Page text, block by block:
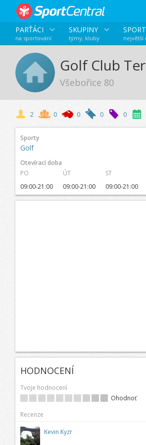
PARŤÁCI
na sportování
SKUPINY
týmy, kluby největší
Golf Club
Všebořice 80
2 0 0 0 0
Sporty
Golf
Otevírací doba
PO
ÚT
ST
09:00-21:00
09:00-21:00 09:00-21:00
HODNOCENÍ
Tvoje hodnocení
Ohodnoť
Recenze
Kevin Kyzr